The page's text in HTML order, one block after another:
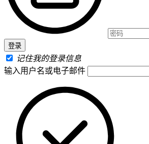
记住我的登录信息
输入用户名或电子邮件